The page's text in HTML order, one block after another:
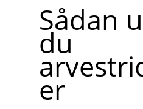
Sådan
du
er